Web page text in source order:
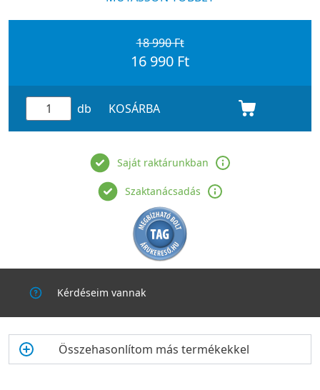
18 990 Ft
16 990 Ft
db KOSÁRBA
Saját raktárunkban
Szaktanácsadás
Kérdéseim vannak
Összehasonlítom más termékekkel